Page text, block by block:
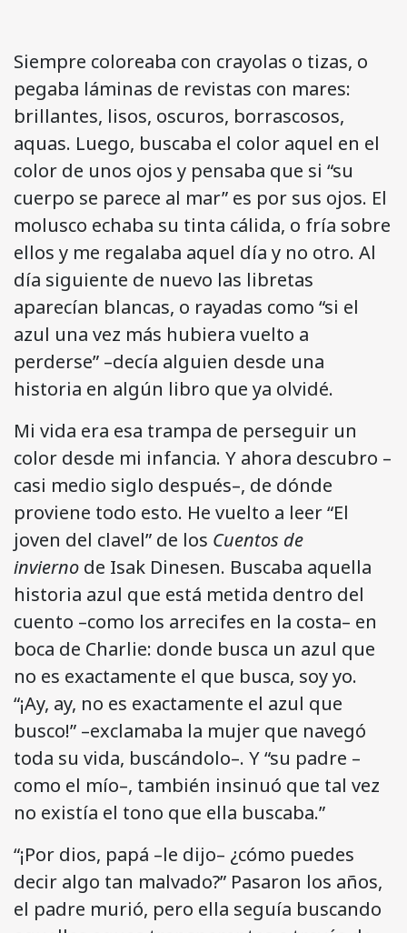
Siempre coloreaba con crayolas o tizas, o
pegaba láminas de revistas con mares:
brillantes, lisos, oscuros, borrascosos,
aquas. Luego, buscaba el color aquel en el
color de unos ojos y pensaba que si “su
cuerpo se parece al mar” es por sus ojos. El
molusco echaba su tinta cálida, o fría sobre
ellos y me regalaba aquel día y no otro. Al
día siguiente de nuevo las libretas
aparecían blancas, o rayadas como “si el
azul una vez más hubiera vuelto a
perderse” –decía alguien desde una
historia en algún libro que ya olvidé.
Mi vida era esa trampa de perseguir un
color desde mi infancia. Y ahora descubro –
casi medio siglo después–, de dónde
proviene todo esto. He vuelto a leer “El
joven del clavel” de los Cuentos de
invierno de Isak Dinesen. Buscaba aquella
historia azul que está metida dentro del
cuento –como los arrecifes en la costa– en
boca de Charlie: donde busca un azul que
no es exactamente el que busca, soy yo.
“¡Ay, ay, no es exactamente el azul que
busco!” –exclamaba la mujer que navegó
toda su vida, buscándolo–. Y “su padre –
como el mío–, también insinuó que tal vez
no existía el tono que ella buscaba.”
“¡Por dios, papá –le dijo– ¿cómo puedes
decir algo tan malvado?” Pasaron los años,
el padre murió, pero ella seguía buscando